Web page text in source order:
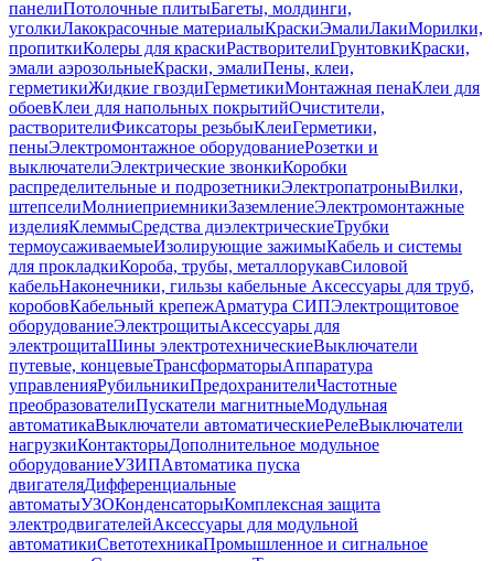
панелиПотолочные плитыБагеты, молдинги,
уголкиЛакокрасочные материалыКраскиЭмалиЛакиМорилки,
пропиткиКолеры для краскиРастворителиГрунтовкиКраски,
эмали аэрозольныеКраски, эмалиПены, клеи,
герметикиЖидкие гвоздиГерметикиМонтажная пенаКлеи для
обоевКлеи для напольных покрытийОчистители,
растворителиФиксаторы резьбыКлеиГерметики,
пеныЭлектромонтажное оборудованиеРозетки и
выключателиЭлектрические звонкиКоробки
распределительные и подрозетникиЭлектропатроныВилки,
штепселиМолниеприемникиЗаземлениеЭлектромонтажные
изделияКлеммыСредства диэлектрическиеТрубки
термоусаживаемыеИзолирующие зажимыКабель и системы
для прокладкиКороба, трубы, металлорукавСиловой
кабельНаконечники, гильзы кабельные Аксессуары для труб,
коробовКабельный крепежАрматура СИПЭлектрощитовое
оборудованиеЭлектрощитыАксессуары для
электрощитаШины электротехническиеВыключатели
путевые, концевыеТрансформаторыАппаратура
управленияРубильникиПредохранителиЧастотные
преобразователиПускатели магнитныеМодульная
автоматикаВыключатели автоматическиеРелеВыключатели
нагрузкиКонтакторыДополнительное модульное
оборудованиеУЗИПАвтоматика пуска
двигателяДифференциальные
автоматыУЗОКонденсаторыКомплексная защита
электродвигателейАксессуары для модульной
автоматикиСветотехникаПромышленное и сигнальное